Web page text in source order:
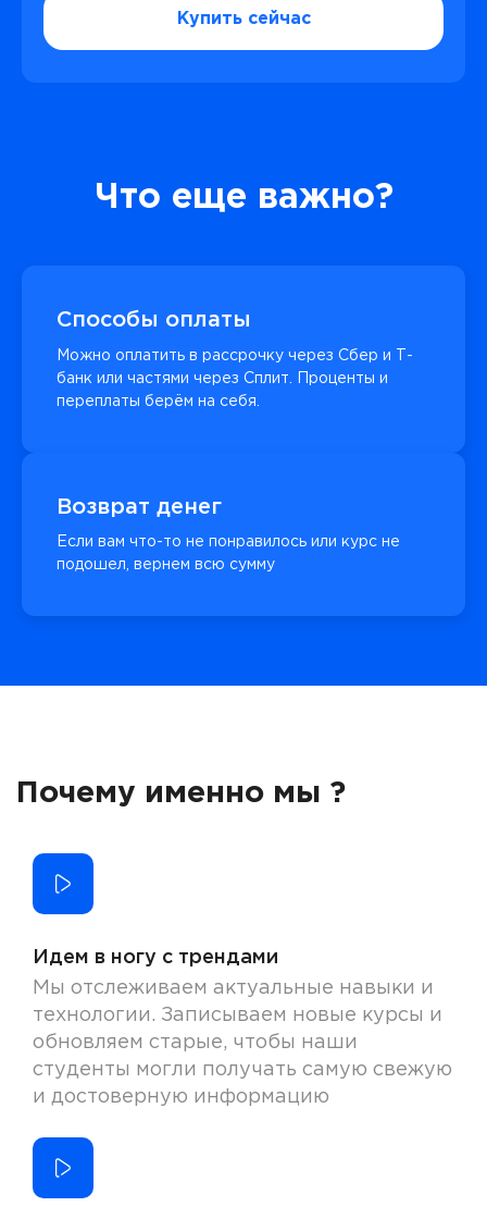
Купить сейчас
Что еще важно?
Способы оплаты
Можно оплатить в рассрочку через Сбер и Т-
банк или частями через Сплит. Проценты и
переплаты берём на себя.
Возврат денег
Если вам что-то не понравилось или курс не
подошел, вернем всю сумму
Почему именно мы ?
Идем в ногу с трендами
Мы отслеживаем актуальные навыки и
технологии. Записываем новые курсы и
обновляем старые, чтобы наши
студенты могли получать самую свежую
и достоверную информацию